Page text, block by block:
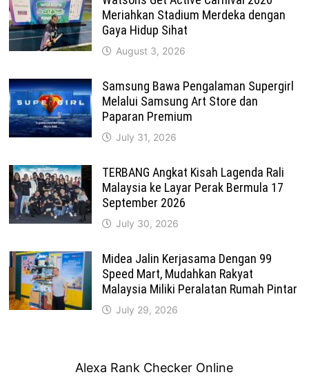
Meriahkan Stadium Merdeka dengan
Gaya Hidup Sihat
August 3, 2026
Samsung Bawa Pengalaman Supergirl
Melalui Samsung Art Store dan
Paparan Premium
July 31, 2026
TERBANG Angkat Kisah Lagenda Rali
Malaysia ke Layar Perak Bermula 17
September 2026
July 30, 2026
Midea Jalin Kerjasama Dengan 99
Speed Mart, Mudahkan Rakyat
Malaysia Miliki Peralatan Rumah Pintar
July 29, 2026
Alexa Rank Checker Online